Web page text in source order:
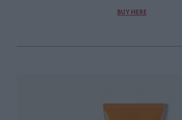
BUY HERE